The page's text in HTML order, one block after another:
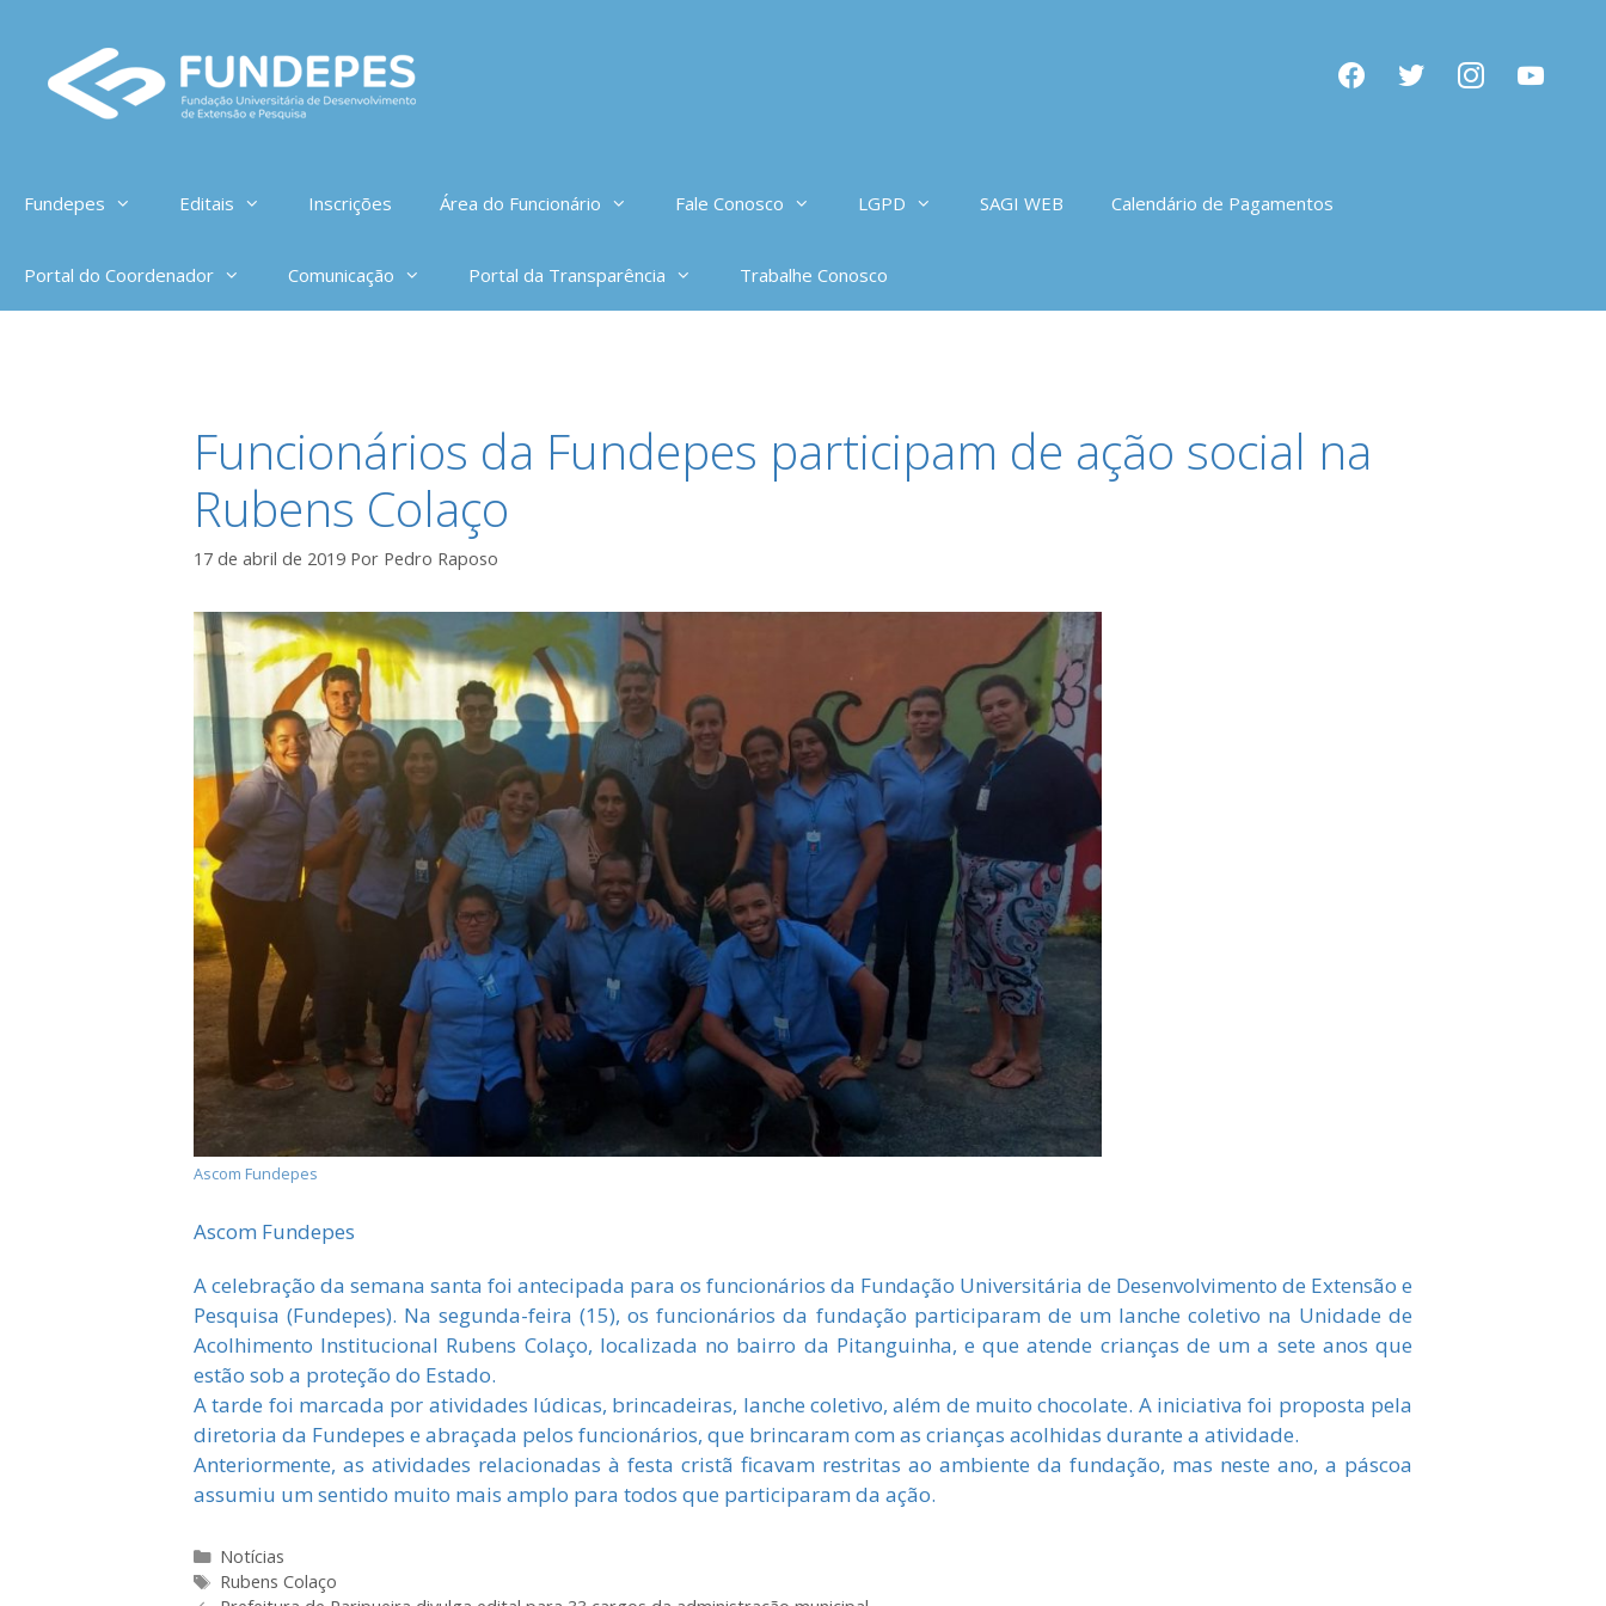
conteúdo
facebooktwitter instagramyoutube
Fundepes Editais Inscrições Área do Funcionário Fale Conosco LGPD SAGI WEB Calendário de Pagamentos
Portal do Coordenador Comunicação Portal da Transparência Trabalhe Conosco
Funcionários da Fundepes participam de ação social na
Rubens Colaço
17 de abril de 2019 Por Pedro Raposo
Ascom Fundepes
Ascom Fundepes
A celebração da semana santa foi antecipada para os funcionários da Fundação Universitária de Desenvolvimento de Extensão e
Pesquisa (Fundepes). Na segunda-feira (15), os funcionários da fundação participaram de um lanche coletivo na Unidade de
Acolhimento Institucional Rubens Colaço, localizada no bairro da Pitanguinha, e que atende crianças de um a sete anos que
estão sob a proteção do Estado.
A tarde foi marcada por atividades lúdicas, brincadeiras, lanche coletivo, além de muito chocolate. A iniciativa foi proposta pela
diretoria da Fundepes e abraçada pelos funcionários, que brincaram com as crianças acolhidas durante a atividade.
Anteriormente, as atividades relacionadas à festa cristã ficavam restritas ao ambiente da fundação, mas neste ano, a páscoa
assumiu um sentido muito mais amplo para todos que participaram da ação.
Categorias
Notícias
Tags
Rubens Colaço